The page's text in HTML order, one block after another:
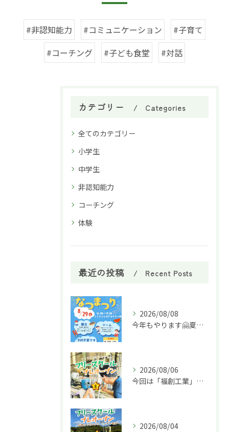
#非認知能力 #コミュニケーション
#子育て
#コーチング
#子ども食堂 #対話
カテゴリー Categories
全てのカテゴリー
小学生
中学生
非認知能力
コーチング
体験
最近の投稿 Recent Posts
2026/08/08
今年もやります🤗夏祭り🌈
2026/08/06
今回は「福創工業」様へ企業訪問に行ってきました！🏭✨
2026/08/04